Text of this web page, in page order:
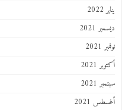
يناير 2022
ديسمبر 2021
نوفمبر 2021
أكتوبر 2021
سبتمبر 2021
أغسطس 2021